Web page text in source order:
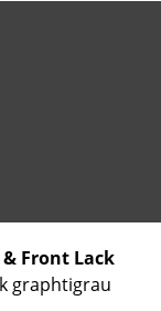
Front Lack
graphtigrau